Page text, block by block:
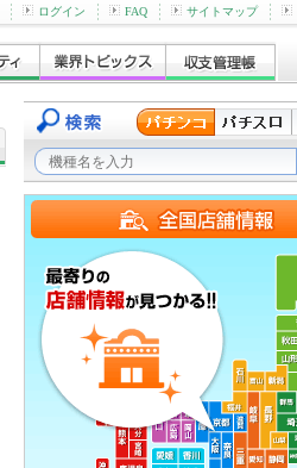
ログイン FAQ サイトマップ